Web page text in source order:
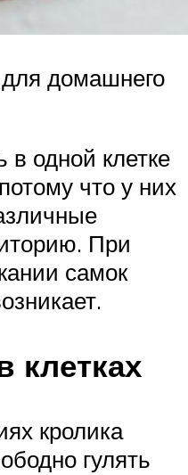
домашнего
в одной клетке
что у них
При
самок
клетках
кролика
гулять